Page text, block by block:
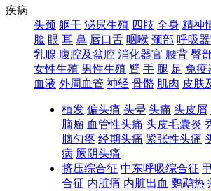
疾病
头颈 躯干 泌尿生殖 四肢 全身 精神
脸 眼 耳 鼻 唇口舌 咽喉 颈部 呼吸
乳腺 腹腔及盆腔 消化器官 腰背 臀
女性生殖 男性生殖 臂 手 腿 足 免疫
血液 外周血管 神经 骨骼 肌肉 皮肤
植发 偏头痛 头晕 头痛 头皮屑
脑瘤 血管性头痛 头皮毛囊炎
脑勺疼 经期头痛 紧张性头痛
病 厥阴头痛
挤压综合征 中东呼吸综合征
合征 内脏痛 内脏出血 鹦鹉热